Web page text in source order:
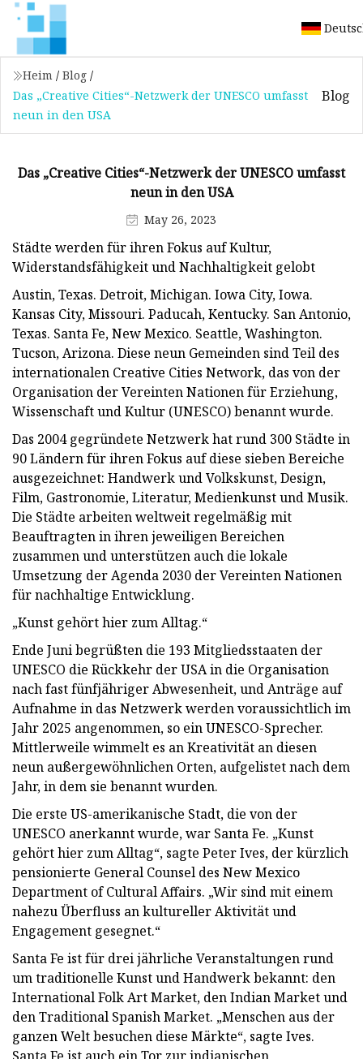
Heim / Blog /
Das „Creative Cities“-Netzwerk der UNESCO umfasst
neun in den USA
Blog
Das „Creative Cities“-Netzwerk der UNESCO umfasst
neun in den USA
May 26, 2023
Städte werden für ihren Fokus auf Kultur,
Widerstandsfähigkeit und Nachhaltigkeit gelobt
Austin, Texas. Detroit, Michigan. Iowa City, Iowa.
Kansas City, Missouri. Paducah, Kentucky. San Antonio,
Texas. Santa Fe, New Mexico. Seattle, Washington.
Tucson, Arizona. Diese neun Gemeinden sind Teil des
internationalen Creative Cities Network, das von der
Organisation der Vereinten Nationen für Erziehung,
Wissenschaft und Kultur (UNESCO) benannt wurde.
Das 2004 gegründete Netzwerk hat rund 300 Städte in
90 Ländern für ihren Fokus auf diese sieben Bereiche
ausgezeichnet: Handwerk und Volkskunst, Design,
Film, Gastronomie, Literatur, Medienkunst und Musik.
Die Städte arbeiten weltweit regelmäßig mit
Beauftragten in ihren jeweiligen Bereichen
zusammen und unterstützen auch die lokale
Umsetzung der Agenda 2030 der Vereinten Nationen
für nachhaltige Entwicklung.
„Kunst gehört hier zum Alltag.“
Ende Juni begrüßten die 193 Mitgliedsstaaten der
UNESCO die Rückkehr der USA in die Organisation
nach fast fünfjähriger Abwesenheit, und Anträge auf
Aufnahme in das Netzwerk werden voraussichtlich im
Jahr 2025 angenommen, so ein UNESCO-Sprecher.
Mittlerweile wimmelt es an Kreativität an diesen
neun außergewöhnlichen Orten, aufgelistet nach dem
Jahr, in dem sie benannt wurden.
Die erste US-amerikanische Stadt, die von der
UNESCO anerkannt wurde, war Santa Fe. „Kunst
gehört hier zum Alltag“, sagte Peter Ives, der kürzlich
pensionierte General Counsel des New Mexico
Department of Cultural Affairs. „Wir sind mit einem
nahezu Überfluss an kultureller Aktivität und
Engagement gesegnet.“
Santa Fe ist für drei jährliche Veranstaltungen rund
um traditionelle Kunst und Handwerk bekannt: den
International Folk Art Market, den Indian Market und
den Traditional Spanish Market. „Menschen aus der
ganzen Welt besuchen diese Märkte“, sagte Ives.